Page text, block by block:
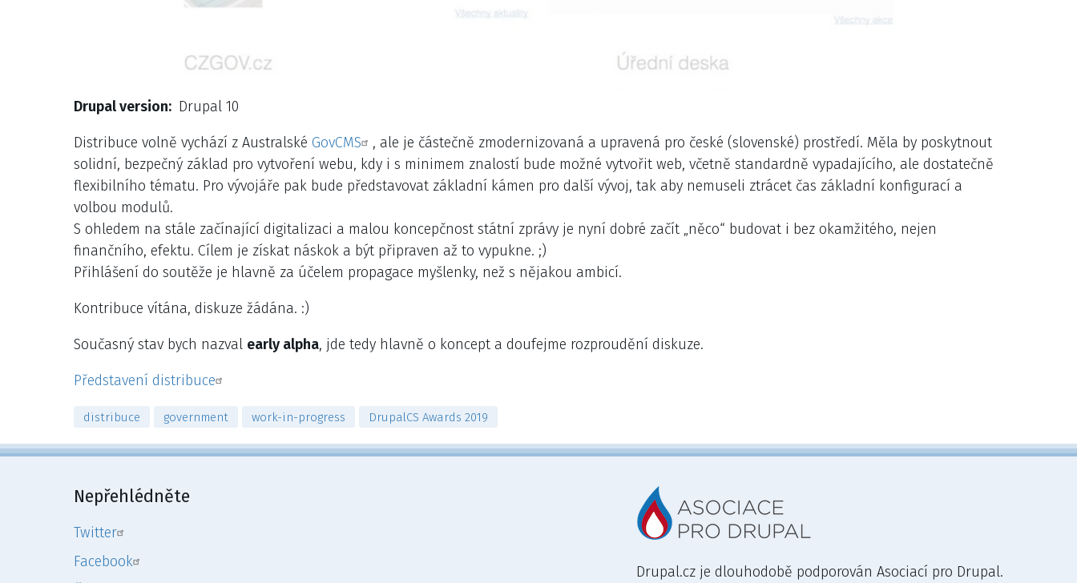
Drupal version Drupal 10
Distribuce volně vychází z Australské GovCMS
, ale je částečně zmodernizovaná a upravená pro české (slovenské) prostředí. Měla by poskytnout
solidní, bezpečný základ pro vytvoření webu, kdy i s minimem znalostí bude možné vytvořit web, včetně standardně vypadajícího, ale dostatečně
flexibilního tématu. Pro vývojáře pak bude představovat základní kámen pro další vývoj, tak aby nemuseli ztrácet čas základní konfigurací a
volbou modulů.
S ohledem na stále začínající digitalizaci a malou koncepčnost státní zprávy je nyní dobré začít „něco“ budovat i bez okamžitého, nejen
finančního, efektu. Cílem je získat náskok a být připraven až to vypukne. ;)
Přihlášení do soutěže je hlavně za účelem propagace myšlenky, než s nějakou ambicí.
Kontribuce vítána, diskuze žádána. :)
Současný stav bych nazval early alpha, jde tedy hlavně o koncept a doufejme rozproudění diskuze.
Představení distribuce
distribuce government work-in-progress DrupalCS Awards 2019
Nepřehlédněte
Twitter
Facebook
Drupal.cz je dlouhodobě podporován Asociací pro Drupal.